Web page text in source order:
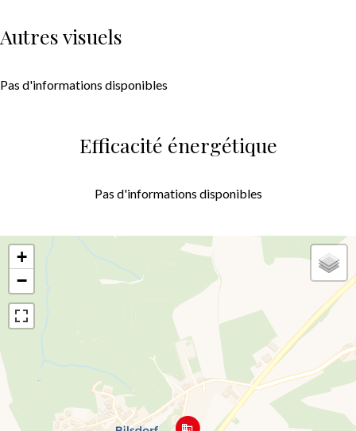
Autres visuels
Pas d'informations disponibles
Efficacité énergétique
Pas d'informations disponibles
+
−